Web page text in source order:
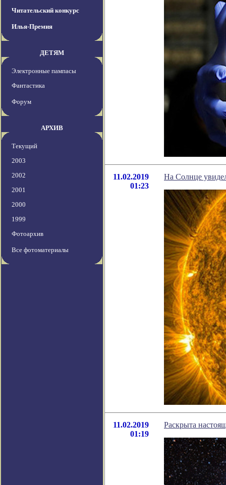
Читательский конкурс
Илья-Премия
ДЕТЯМ
Электронные пампасы
Фантастика
Форум
АРХИВ
Текущий
2003
2002
2001
2000
1999
Фотоархив
Все фотоматериалы
11.02.2019
01:23
На Солнце
11.02.2019
01:19
Раскрыта